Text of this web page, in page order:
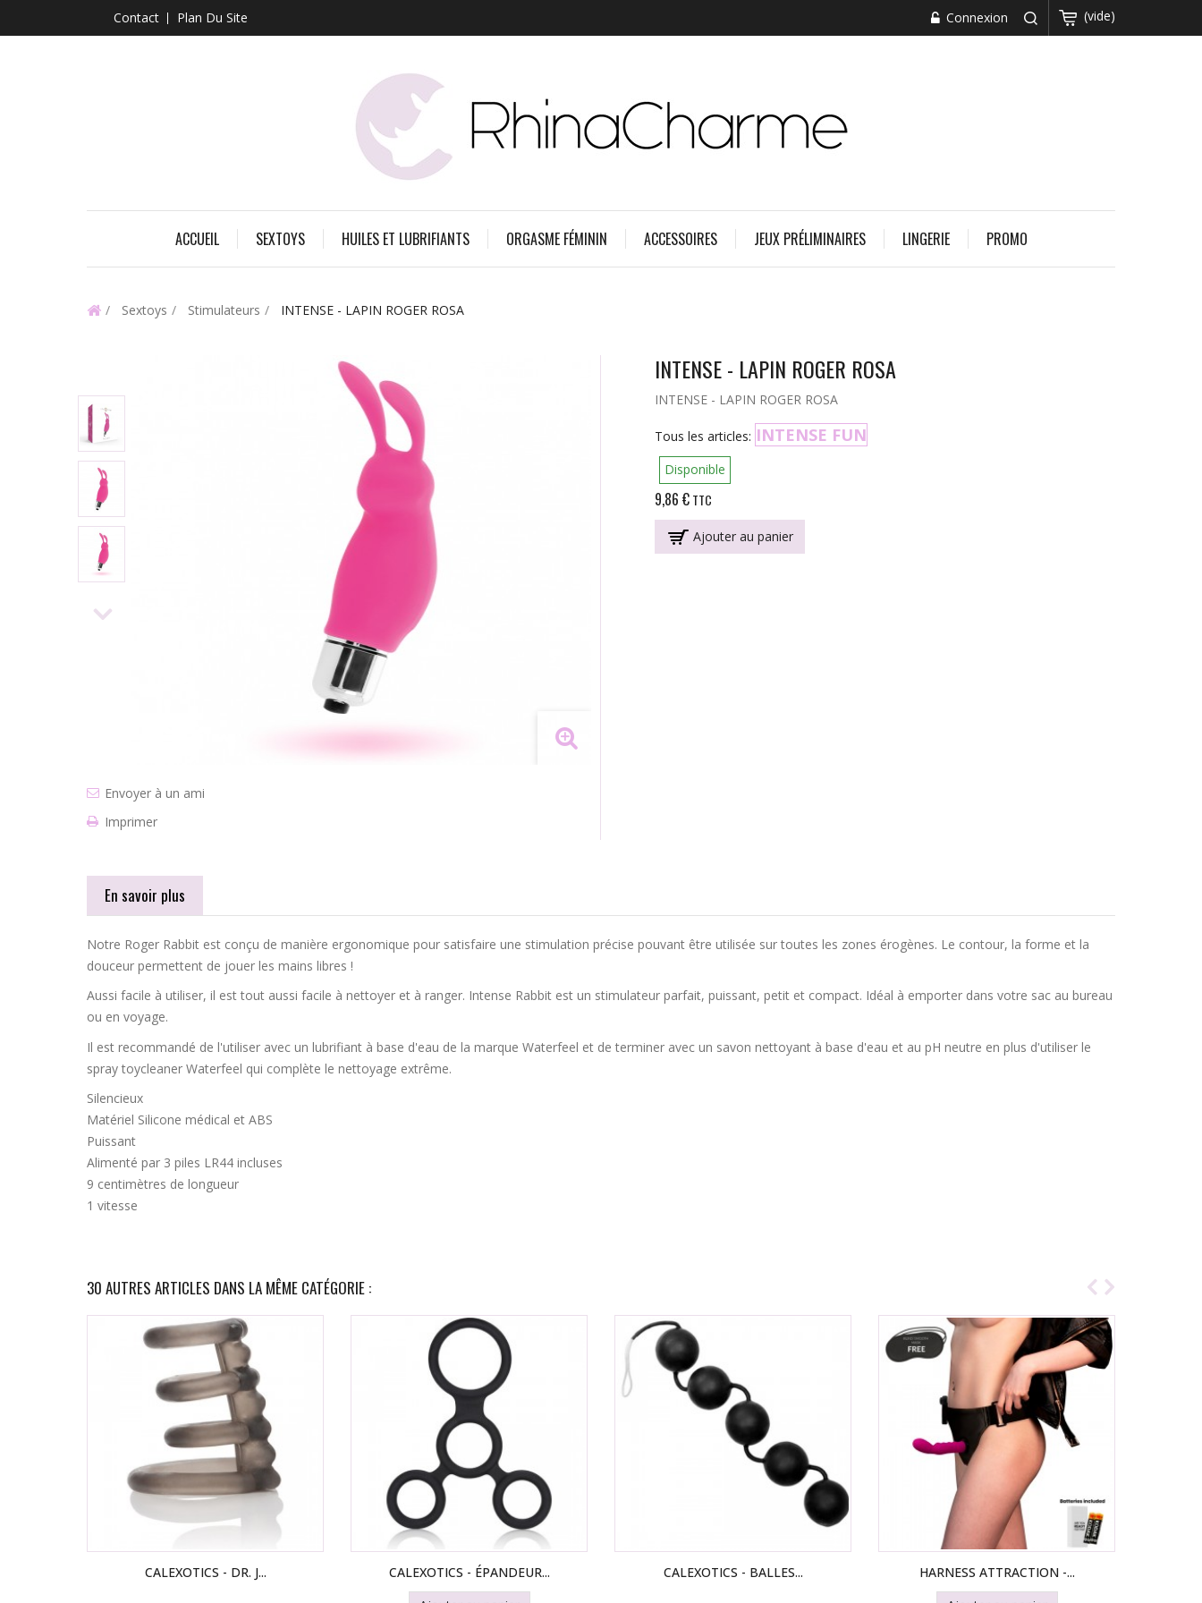
Contact Plan Du Site (vide)
Connexion
ACCUEIL SEXTOYS HUILES ET LUBRIFIANTS ORGASME FÉMININ ACCESSOIRES JEUX PRÉLIMINAIRES LINGERIE PROMO
Sextoys Stimulateurs INTENSE - LAPIN ROGER ROSA
Envoyer à un ami
Imprimer
INTENSE - LAPIN ROGER ROSA
INTENSE - LAPIN ROGER ROSA
Tous les articles: INTENSE FUN
Disponible
9,86 €TTC
Ajouter au panier
En savoir plus
Notre Roger Rabbit est conçu de manière ergonomique pour satisfaire une stimulation précise pouvant être utilisée sur toutes les zones érogènes. Le contour, la forme et la
douceur permettent de jouer les mains libres !
Aussi facile à utiliser, il est tout aussi facile à nettoyer et à ranger. Intense Rabbit est un stimulateur parfait, puissant, petit et compact. Idéal à emporter dans votre sac au bureau
ou en voyage.
Il est recommandé de l'utiliser avec un lubrifiant à base d'eau de la marque Waterfeel et de terminer avec un savon nettoyant à base d'eau et au pH neutre en plus d'utiliser le
spray toycleaner Waterfeel qui complète le nettoyage extrême.
Silencieux
Matériel Silicone médical et ABS
Puissant
Alimenté par 3 piles LR44 incluses
9 centimètres de longueur
1 vitesse
30 AUTRES ARTICLES DANS LA MÊME CATÉGORIE :
CALEXOTICS - DR. J...
CALEXOTICS - ÉPANDEUR...
CALEXOTICS - BALLES...
HARNESS ATTRACTION -...